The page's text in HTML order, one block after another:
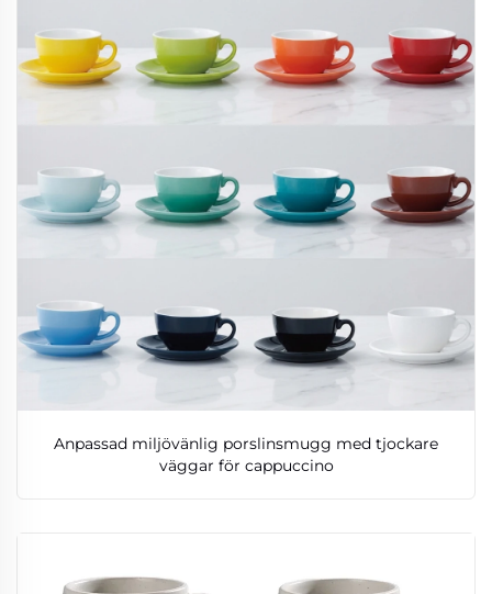
Anpassad miljövänlig porslinsmugg med tjockare
väggar för cappuccino